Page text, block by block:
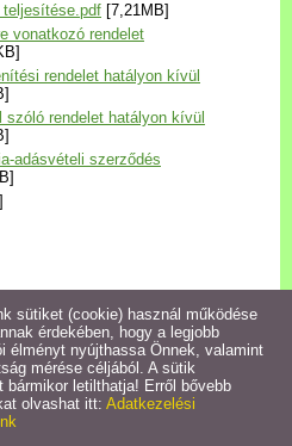
[7,21MB]
vonatkozó rendelet
rendelet hatályon kívül
rendelet hatályon kívül
adásvételi szerződés
sütiket (cookie) használ működése
érdekében, hogy a legjobb
élményt nyújthassa Önnek, valamint
mérése céljából. A sütik
bármikor letilthatja! Erről bővebb
olvashat itt: Adatkezelési